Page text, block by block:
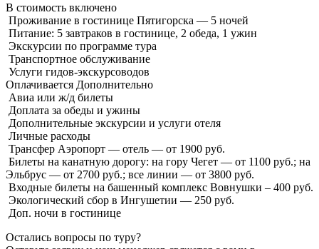
В стоимость включено
Проживание в гостинице Пятигорска — 5 ночей
Питание: 5 завтраков в гостинице, 2 обеда, 1 ужин
Экскурсии по программе тура
Транспортное обслуживание
Услуги гидов-экскурсоводов
Оплачивается Дополнительно
Авиа или ж/д билеты
Доплата за обеды и ужины
Дополнительные экскурсии и услуги отеля
Личные расходы
Трансфер Аэропорт — отель — от 1900 руб.
Билеты на канатную дорогу: на гору Чегет — от 1100 руб.; на
Эльбрус — от 2700 руб.; все линии — от 3800 руб.
Входные билеты на башенный комплекс Вовнушки – 400 руб.
Экологический сбор в Ингушетии — 250 руб.
Доп. ночи в гостинице
Остались вопросы по туру?